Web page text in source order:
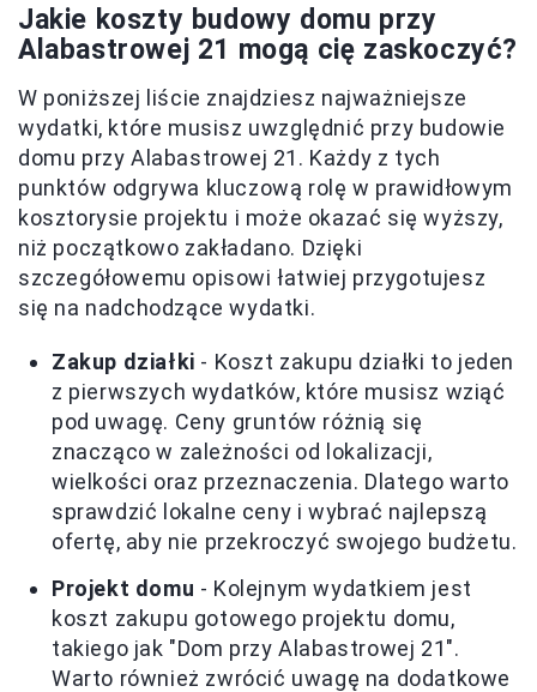
Jakie koszty budowy domu przy
Alabastrowej 21 mogą cię zaskoczyć?
W poniższej liście znajdziesz najważniejsze
wydatki, które musisz uwzględnić przy budowie
domu przy Alabastrowej 21. Każdy z tych
punktów odgrywa kluczową rolę w prawidłowym
kosztorysie projektu i może okazać się wyższy,
niż początkowo zakładano. Dzięki
szczegółowemu opisowi łatwiej przygotujesz
się na nadchodzące wydatki.
Zakup działki - Koszt zakupu działki to jeden
z pierwszych wydatków, które musisz wziąć
pod uwagę. Ceny gruntów różnią się
znacząco w zależności od lokalizacji,
wielkości oraz przeznaczenia. Dlatego warto
sprawdzić lokalne ceny i wybrać najlepszą
ofertę, aby nie przekroczyć swojego budżetu.
Projekt domu - Kolejnym wydatkiem jest
koszt zakupu gotowego projektu domu,
takiego jak "Dom przy Alabastrowej 21".
Warto również zwrócić uwagę na dodatkowe